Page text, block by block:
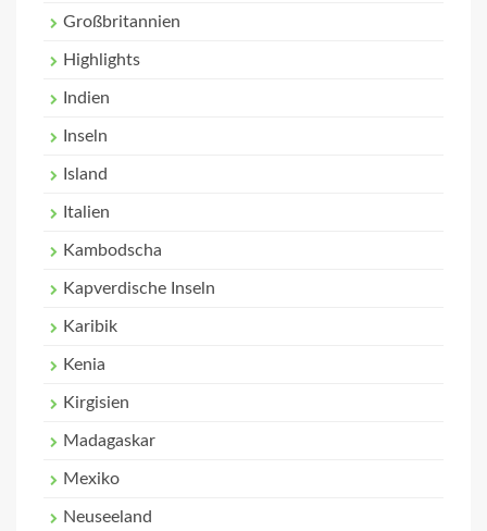
Großbritannien
Highlights
Indien
Inseln
Island
Italien
Kambodscha
Kapverdische Inseln
Karibik
Kenia
Kirgisien
Madagaskar
Mexiko
Neuseeland